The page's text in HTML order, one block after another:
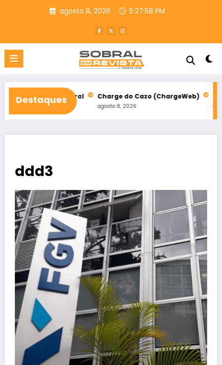
agosto 8, 2026 5:27:59 PM
Destaques
em Sobral Charge do Cazo (ChargeWeb)
agosto 8, 2026
Festival da Paz
ddd3